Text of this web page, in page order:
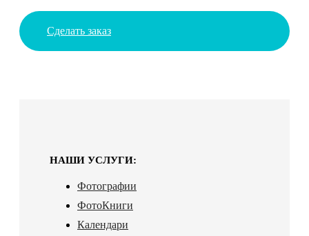
Сделать заказ
НАШИ УСЛУГИ:
Фотографии
ФотоКниги
Календари